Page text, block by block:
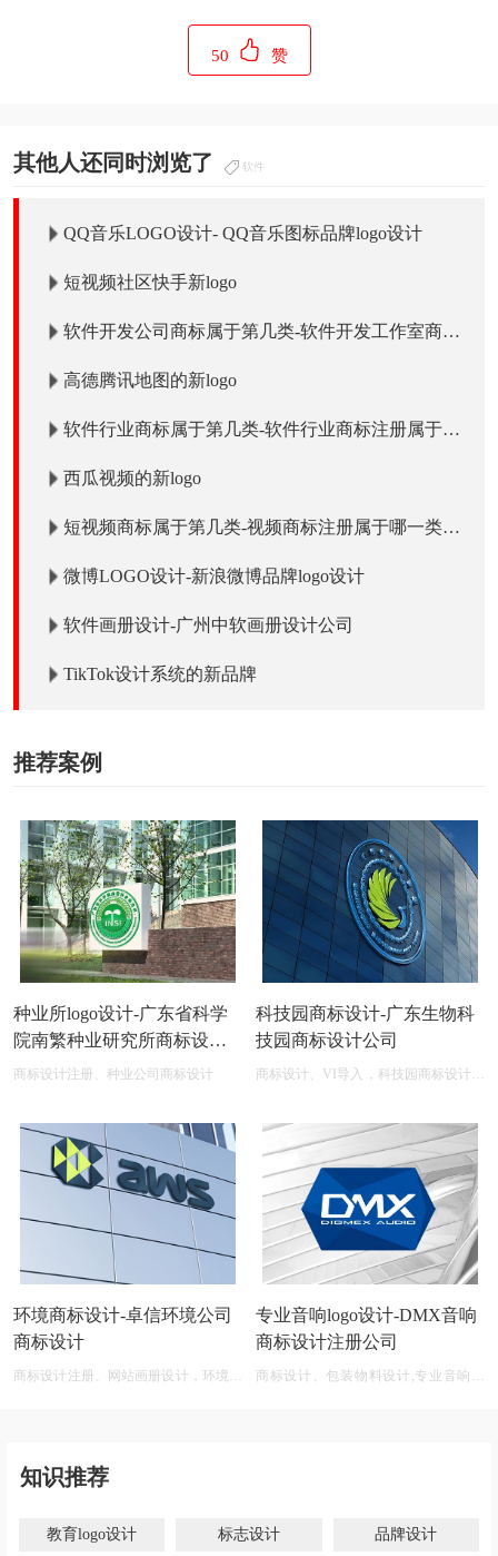
50 赞
其他人还同时浏览了 软件
QQ音乐LOGO设计- QQ音乐图标品牌logo设计
短视频社区快手新logo
软件开发公司商标属于第几类-软件开发工作室商标
高德腾讯地图的新logo
软件行业商标属于第几类-软件行业商标注册属于哪
西瓜视频的新logo
短视频商标属于第几类-视频商标注册属于哪一类？
微博LOGO设计-新浪微博品牌logo设计
软件画册设计-广州中软画册设计公司
TikTok设计系统的新品牌
推荐案例
种业所logo设计-广东省科学
院南繁种业研究所商标设计
公司
商标设计注册、种业公司商标设计
科技园商标设计-广东生物科
技园商标设计公司
商标设计、VI导入，科技园商标设计在
环境商标设计-卓信环境公司
商标设计
商标设计注册、网站画册设计，环境商
专业音响logo设计-DMX音响
商标设计注册公司
商标设计、包装物料设计,专业音响公
知识推荐
教育logo设计 标志设计 品牌设计